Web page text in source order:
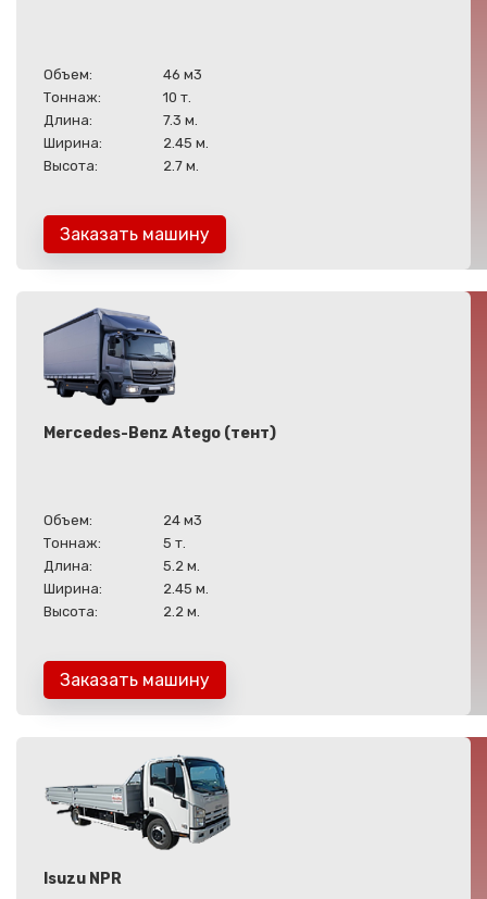
Объем:
46 м3
Тоннаж:
10 т.
Длина:
7.3 м.
Ширина:
2.45 м.
Высота:
2.7 м.
Заказать машину
Mercedes-Benz Atego (тент)
Объем:
24 м3
Тоннаж:
5 т.
Длина:
5.2 м.
Ширина:
2.45 м.
Высота:
2.2 м.
Заказать машину
Isuzu NPR